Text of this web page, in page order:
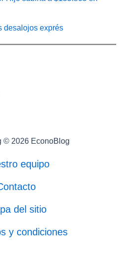
desalojos exprés
© 2026 EconoBlog
equipo
del sitio
y condiciones